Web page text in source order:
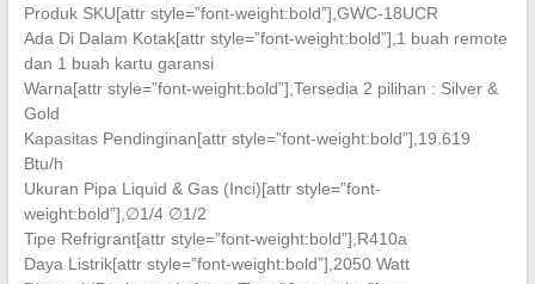
Produk SKU[attr style=”font-weight:bold”],GWC-18UCR
Ada Di Dalam Kotak[attr style=”font-weight:bold”],1 buah remote
dan 1 buah kartu garansi
Warna[attr style=”font-weight:bold”],Tersedia 2 pilihan : Silver &
Gold
Kapasitas Pendinginan[attr style=”font-weight:bold”],19.619
Btu/h
Ukuran Pipa Liquid & Gas (Inci)[attr style=”font-
weight:bold”],∅1/4 ∅1/2
Tipe Refrigrant[attr style=”font-weight:bold”],R410a
Daya Listrik[attr style=”font-weight:bold”],2050 Watt